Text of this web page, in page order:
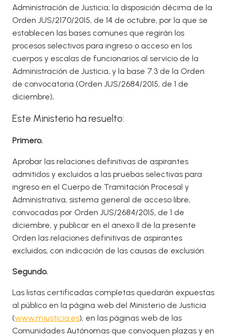
Administración de Justicia; la disposición décima de la
Orden JUS/2170/2015, de 14 de octubre, por la que se
establecen las bases comunes que regirán los
procesos selectivos para ingreso o acceso en los
cuerpos y escalas de funcionarios al servicio de la
Administración de Justicia, y la base 7.3 de la Orden
de convocatoria (Orden JUS/2684/2015, de 1 de
diciembre),
Este Ministerio ha resuelto:
Primero.
Aprobar las relaciones definitivas de aspirantes
admitidos y excluidos a las pruebas selectivas para
ingreso en el Cuerpo de Tramitación Procesal y
Administrativa, sistema general de acceso libre,
convocadas por Orden JUS/2684/2015, de 1 de
diciembre, y publicar en el anexo II de la presente
Orden las relaciones definitivas de aspirantes
excluidos, con indicación de las causas de exclusión.
Segundo.
Las listas certificadas completas quedarán expuestas
al público en la página web del Ministerio de Justicia
(www.mjusticia.es), en las páginas web de las
Comunidades Autónomas que convoquen plazas y en